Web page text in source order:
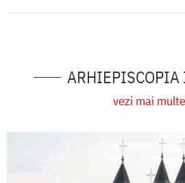
ARHIEPISCOPIA
vezi mai